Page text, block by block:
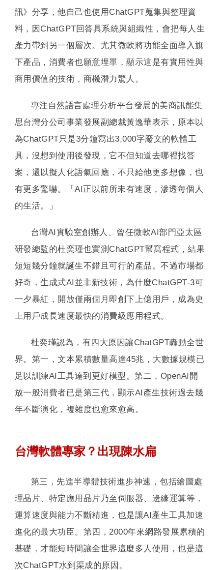
訊》分享，他自己也使用ChatGPT蒐集與整理資
料，因ChatGPT回答具系統與組織性，會把每人生
產力帶到另一個層次。尤其微軟將功能全面導入旗
下產品，消費者也願意埋單，顯示這是有實用性與
商用價值的技術，商機潛力驚人。
專注自然語言處理分析平台發展的美商訊能集
思台灣分公司事業發展副總裁黃逸華表示，原本以
為ChatGPT只是3分鐘寫出3,000字廢文的軟體工
具，沒想到使用後發現，它不但知道去哪裡找答
案，還以擬人化語氣回應，不只給他更多想像，也
有更多驚嚇。「AI正以前所未有速度，滲透每個人
的生活。」
台灣AI實驗室創辦人、曾任微軟AI部門亞太區
研發總監的杜奕瑾也實測ChatGPT幫寫程式，結果
短短幾分鐘就誕生不錯且可行的產品。不過市場都
好奇，生成式AI並非新技術，為什麼ChatGPT-3可
一夕暴紅，開放僅兩個月即創下上億用戶，成為史
上用戶成長速度最快的消費級應用程式。
杜奕瑾認為，有四大原因讓ChatGPT轟動全世
界。第一，文本累積數量高達45兆，大數據規模已
足以訓練AI工具達到更好模型。第二，OpenAI開
放一般消費者已是第三代，顯示AI產生技術過去幾
年不斷演化，複雜度也愈來愈高。
台灣軟體專家？出現陳水扁
第三，先進半導體技術進步神速，包括繪圖處
理晶片、特定應用晶片乃至伺服器、邊緣運算等，
運算速度與能力不斷精進，也是讓AI產生工具加速
進化的最大功臣。第四，2000年來網路發展累積的
基礎，才能短時間讓全世界這麼多人使用，也是這
次ChatGPT水到渠成的原因。